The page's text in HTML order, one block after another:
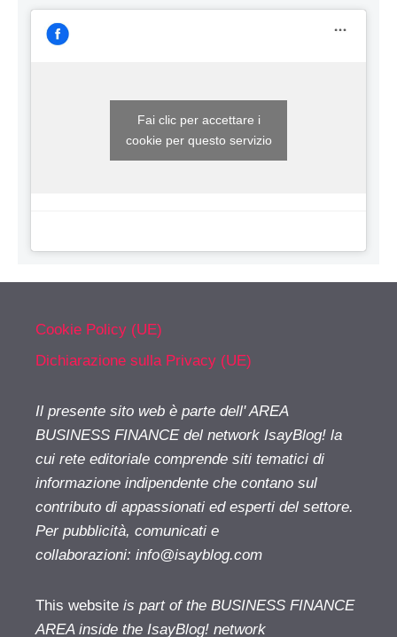
Fai clic per accettare i
cookie per questo servizio
Cookie Policy (UE)
Dichiarazione sulla Privacy (UE)
Il presente sito web è parte dell' AREA
BUSINESS FINANCE del network IsayBlog! la
cui rete editoriale comprende siti tematici di
informazione indipendente che contano sul
contributo di appassionati ed esperti del settore.
Per pubblicità, comunicati e
collaborazioni: info@isayblog.com
This website is part of the BUSINESS FINANCE
AREA inside the IsayBlog! network